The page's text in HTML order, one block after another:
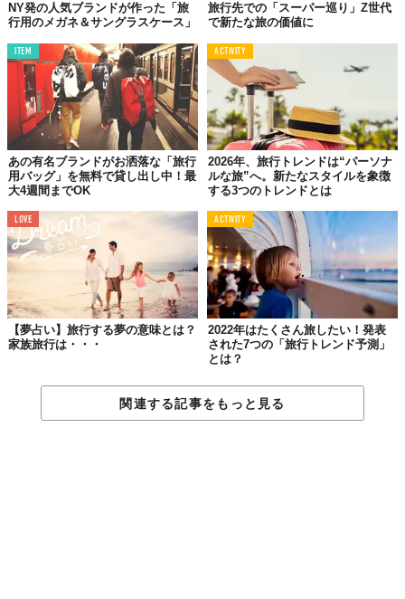
NY発の人気ブランドが作った「旅
行用のメガネ＆サングラスケース」
旅行先での「スーパー巡り」Z世代
で新たな旅の価値に
ITEM
あの有名ブランドがお洒落な「旅行
用バッグ」を無料で貸し出し中！最
大4週間までOK
ACTIVITY
2026年、旅行トレンドは“パーソナ
ルな旅”へ。新たなスタイルを象徴
する3つのトレンドとは
LOVE
【夢占い】旅行する夢の意味とは？
家族旅行は・・・
ACTIVITY
2022年はたくさん旅したい！発表
された7つの「旅行トレンド予測」
とは？
関連する記事をもっと見る